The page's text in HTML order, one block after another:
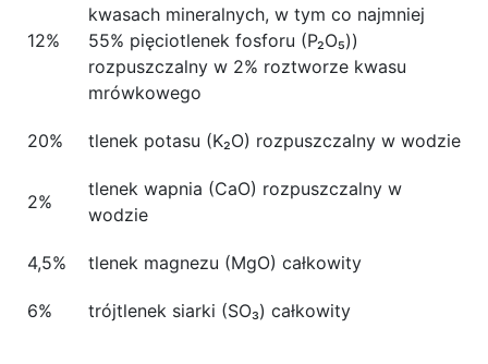
12%
kwasach mineralnych, w tym co najmniej
55% pięciotlenek fosforu (P₂O₅))
rozpuszczalny w 2% roztworze kwasu
mrówkowego
20% tlenek potasu (K₂O) rozpuszczalny w wodzie
2%
tlenek wapnia (CaO) rozpuszczalny w
wodzie
4,5% tlenek magnezu (MgO) całkowity
6% trójtlenek siarki (SO₃) całkowity